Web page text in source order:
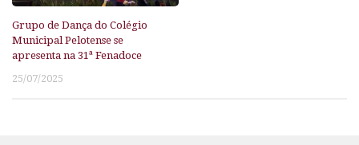
Grupo de Dança do Colégio
Municipal Pelotense se
apresenta na 31ª Fenadoce
25/07/2025